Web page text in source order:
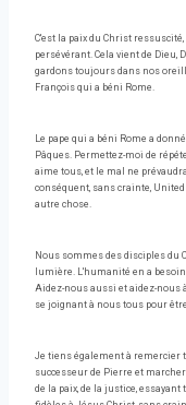
C'est la paix du Christ
persévérant. Cela vient de
gardons toujours dans nos
François qui a béni Rome.
Le pape qui a béni Rome a
Pâques. Permettez-moi de
aime tous, et le mal ne
conséquent, sans crainte,
autre chose.
Nous sommes des disciples du
lumière. L'humanité en a
Aidez-nous aussi et aidez-nous
se joignant à nous tous pour
Je tiens également à remercier
successeur de Pierre et
de la paix, de la justice,